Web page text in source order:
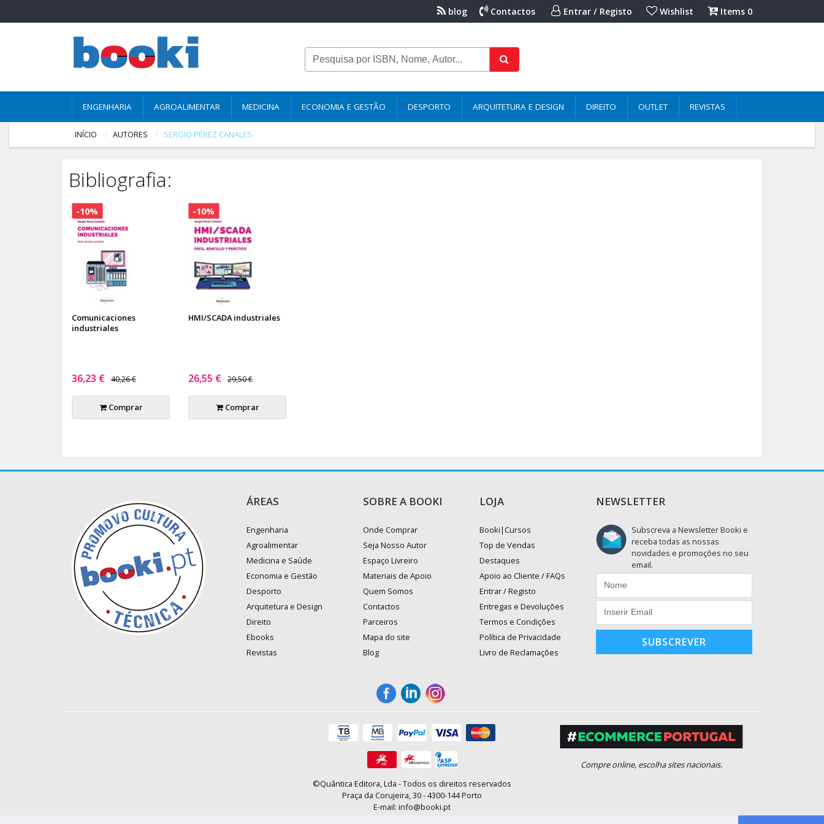
blog Contactos Entrar / Registo Wishlist Items 0
ENGENHARIA AGROALIMENTAR MEDICINA ECONOMIA E GESTÃO DESPORTO ARQUITETURA E DESIGN DIREITO OUTLET REVISTAS
INÍCIO AUTORES SERGIO PÉREZ CANALES
Bibliografia:
Comunicaciones
industriales
36,23 € 40,26 €
Comprar
-10%
HMI/SCADA industriales
26,55 € 29,50 €
Comprar
-10%
ÁREAS
Engenharia
Agroalimentar
Medicina e Saúde
Economia e Gestão
Desporto
Arquitetura e Design
Direito
Ebooks
Revistas
SOBRE A BOOKI
Onde Comprar
Seja Nosso Autor
Espaço Livreiro
Materiais de Apoio
Quem Somos
Contactos
Parceiros
Mapa do site
Blog
LOJA
Booki|Cursos
Top de Vendas
Destaques
Apoio ao Cliente / FAQs
Entrar / Registo
Entregas e Devoluções
Termos e Condições
Política de Privacidade
Livro de Reclamações
NEWSLETTER
Subscreva a Newsletter Booki e
receba todas as nossas
novidades e promoções no seu
email.
SUBSCREVER
©Quântica Editora, Lda - Todos os direitos reservados
Praça da Corujeira, 30 - 4300-144 Porto
E-mail: info@booki.pt
Compre online, escolha sites nacionais.